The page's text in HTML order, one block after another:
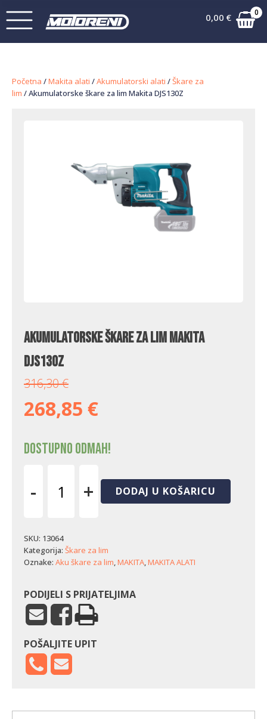
0,00 € 0
Početna /Makita alati /Akumulatorski alati /Škare za
lim / Akumulatorske škare za lim Makita DJS130Z
Akumulatorske škare za lim Makita
DJS130Z
316,30€
268,85 €
Dostupno odmah!
-
lim
Makita
DJS130Z
+ DODAJ U KOŠARICU
SKU: 13064
Kategorija: Škare za lim
Oznake: Aku škare za lim,MAKITA,MAKITA ALATI
PODIJELI S PRIJATELJIMA
POŠALJITE UPIT